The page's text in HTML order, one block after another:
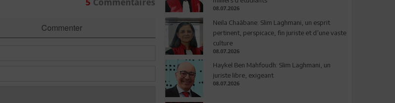
5 Commentaires
Commenter
08.07.2026
Neila Chaâbane: Slim Laghmani, un esprit
pertinent, perspicace, fin juriste et d’une vaste
culture
08.07.2026
Haykel Ben Mahfoudh: Slim Laghmani, un
juriste libre, exigeant
08.07.2026